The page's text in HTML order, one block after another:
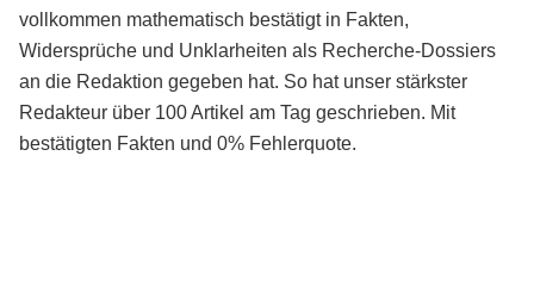
vollkommen mathematisch bestätigt in Fakten,
Widersprüche und Unklarheiten als Recherche-Dossiers
an die Redaktion gegeben hat. So hat unser stärkster
Redakteur über 100 Artikel am Tag geschrieben. Mit
bestätigten Fakten und 0% Fehlerquote.